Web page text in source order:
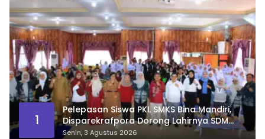
1
Pelepasan Siswa PKL SMKS Bina Mandiri,
Disparekrafpora Dorong Lahirnya SDM
Pariwisata Unggul
Senin, 3 Agustus 2026